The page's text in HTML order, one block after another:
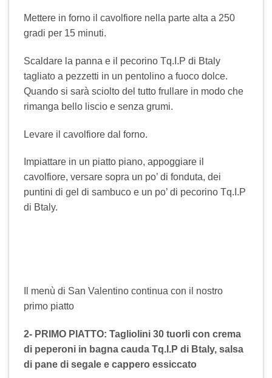
Mettere in forno il cavolfiore nella parte alta a 250
gradi per 15 minuti.
Scaldare la panna e il pecorino Tq.I.P di Btaly
tagliato a pezzetti in un pentolino a fuoco dolce.
Quando si sarà sciolto del tutto frullare in modo che
rimanga bello liscio e senza grumi.
Levare il cavolfiore dal forno.
Impiattare in un piatto piano, appoggiare il
cavolfiore, versare sopra un po’ di fonduta, dei
puntini di gel di sambuco e un po’ di pecorino Tq.I.P
di Btaly.
Il menù di San Valentino continua con il nostro
primo piatto
2- PRIMO PIATTO: Tagliolini 30 tuorli con crema
di peperoni in bagna cauda Tq.I.P di Btaly, salsa
di pane di segale e cappero essiccato